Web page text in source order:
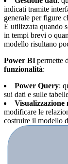
indicati tramite
generale per figure
È utilizzata quando
in tempi brevi o
modello risultano
Power BIpermette
funzionalità:
Power Query:
sui dati e sulle
Visualizzazione
modificare le
costruire il modello